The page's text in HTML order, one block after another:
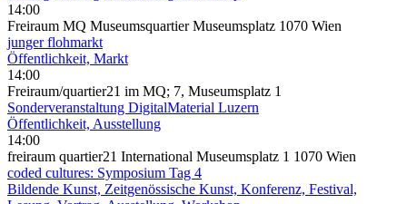
14:00
Freiraum MQ Museumsquartier Museumsplatz 1070 Wien
junger flohmarkt
Öffentlichkeit, Markt
14:00
Freiraum/quartier21 im MQ; 7, Museumsplatz 1
Sonderveranstaltung DigitalMaterial Luzern
Öffentlichkeit, Ausstellung
14:00
freiraum quartier21 International Museumsplatz 1 1070 Wien
coded cultures: Symposium Tag 4
Bildende Kunst, Zeitgenössische Kunst, Konferenz, Festival,